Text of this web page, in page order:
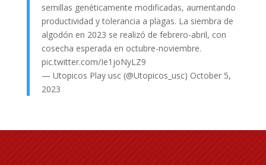
semillas genéticamente modificadas, aumentando
productividad y tolerancia a plagas. La siembra de
algodón en 2023 se realizó de febrero-abril, con
cosecha esperada en octubre-noviembre.
pic.twitter.com/Ie1joNyLZ9
— Utopicos Play usc (@Utopicos_usc) October 5,
2023